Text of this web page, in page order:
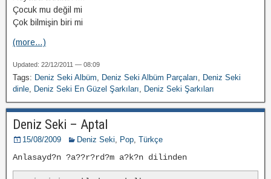
Çocuk mu değil mi
Çok bilmişin biri mi
(more…)
Updated: 22/12/2011 — 08:09
Tags: Deniz Seki Albüm, Deniz Seki Albüm Parçaları, Deniz Seki
dinle, Deniz Seki En Güzel Şarkıları, Deniz Seki Şarkıları
Deniz Seki – Aptal
15/08/2009 Deniz Seki, Pop, Türkçe
Anlasayd?n ?a??r?rd?m a?k?n dilinden